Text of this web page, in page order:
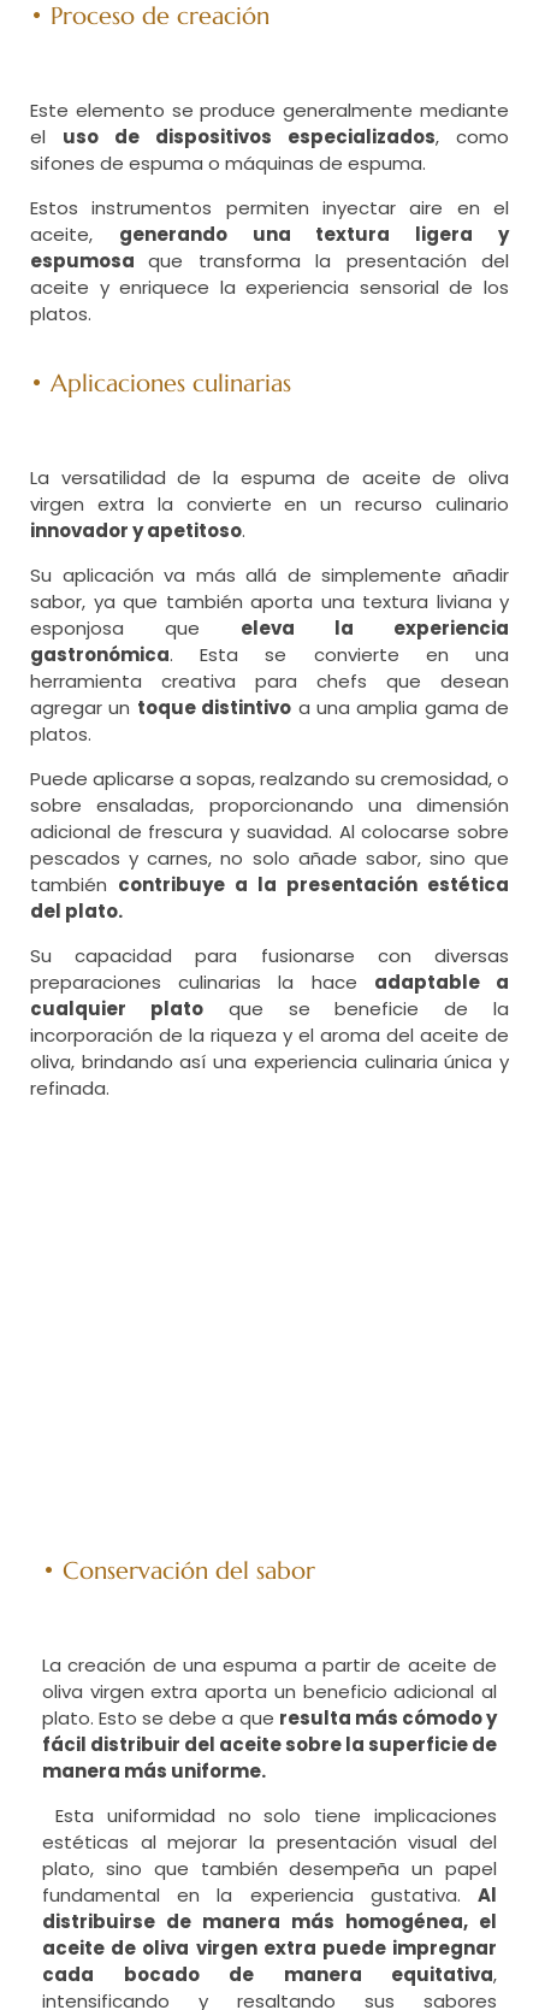
• Proceso de creación
Este elemento se produce generalmente mediante
el uso de dispositivos especializados, como
sifones de espuma o máquinas de espuma.
Estos instrumentos permiten inyectar aire en el
aceite, generando una textura ligera y
espumosaque transforma la presentación del
aceite y enriquece la experiencia sensorial de los
platos.
• Aplicaciones culinarias
La versatilidad de la espuma de aceite de oliva
virgen extra la convierte en un recurso culinario
innovador y apetitoso.
Su aplicación va más allá de simplemente añadir
sabor, ya que también aporta una textura liviana y
esponjosa que eleva la experiencia
gastronómica. Esta se convierte en una
herramienta creativa para chefs que desean
agregar un toque distintivo a una amplia gama de
platos.
Puede aplicarse a sopas, realzando su cremosidad, o
sobre ensaladas, proporcionando una dimensión
adicional de frescura y suavidad. Al colocarse sobre
pescados y carnes, no solo añade sabor, sino que
también contribuye a la presentación estética
del plato.
Su capacidad para fusionarse con diversas
preparaciones culinarias la hace adaptable a
cualquier platoque se beneficie de la
incorporación de la riqueza y el aroma del aceite de
oliva, brindando así una experiencia culinaria única y
refinada.
• Conservación del sabor
La creación de una espuma a partir de aceite de
oliva virgen extra aporta un beneficio adicional al
plato. Esto se debe a que resulta más cómodo y
fácil distribuir del aceite sobre la superficie de
manera más uniforme.
Esta uniformidad no solo tiene implicaciones
estéticas al mejorar la presentación visual del
plato, sino que también desempeña un papel
fundamental en la experiencia gustativa. Al
distribuirse de manera más homogénea, el
aceite de oliva virgen extra puede impregnar
cada bocado de manera equitativa,
intensificando y resaltando sus sabores